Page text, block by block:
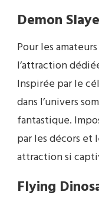
Demon
Pour les
l’attraction
Inspirée par le
dans l’univers
fantastique.
par les décors
attraction si
Flying